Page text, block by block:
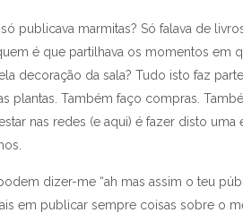
publicava marmitas? Só falava de
é que partilhava os momentos em
decoração da sala? Tudo isto faz
plantas. Também faço compras.
nas redes (e aqui) é fazer disto
dizer-me “ah mas assim o teu
em publicar sempre coisas sobre o